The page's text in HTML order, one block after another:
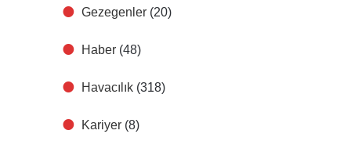
Gezegenler (20)
Haber (48)
Havacılık (318)
Kariyer (8)